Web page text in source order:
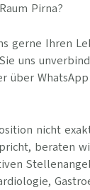
Pirna?
gerne Ihren
uns
über
nicht
beraten